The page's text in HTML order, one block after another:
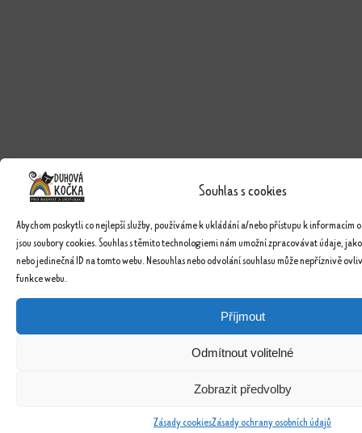
Souhlas s cookies
Abychom poskytli co nejlepší služby, používáme k ukládání a/nebo přístupu k informacím
jsou soubory cookies. Souhlas s těmito technologiemi nám umožní zpracovávat údaje,
nebo jedinečná ID na tomto webu. Nesouhlas nebo odvolání souhlasu může nepříznivě
funkce webu.
Příjmout
Odmítnout volitelné
Zobrazit předvolby
Zásady cookiesZásady ochrany osobních údajů